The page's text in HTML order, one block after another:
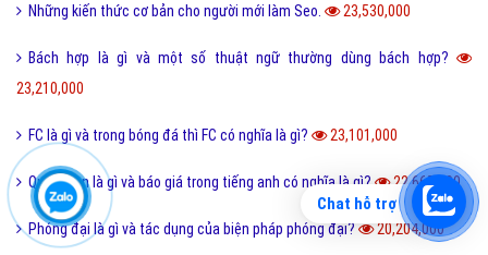
Những kiến thức cơ bản cho người mới làm Seo. 23,530,000
Bách hợp là gì và một số thuật ngữ thường dùng bách hợp?
23,210,000
FC là gì và trong bóng đá thì FC có nghĩa là gì? 23,101,000
Quotation là gì và báo giá trong tiếng anh có nghĩa là gì? 22,665,000
Phóng đại là gì và tác dụng của biện pháp phóng đại? 20,204,000
Chat hỗ trợ